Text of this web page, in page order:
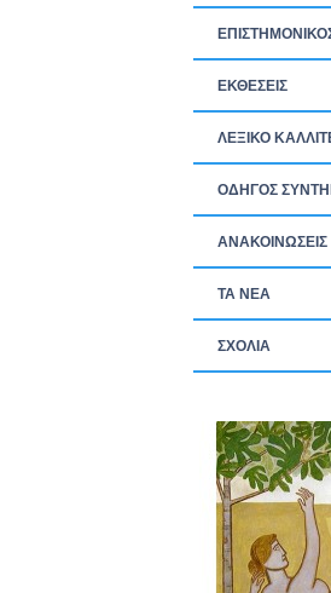
ΕΚΘΕΣΕΙΣ
ΛΕΞΙΚΟ
ΟΔΗΓΟΣ
ΑΝΑΚΟΙΝΩΣΕΙΣ
ΤΑ ΝEΑ
ΣΧΟΛΙΑ